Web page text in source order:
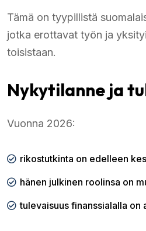
Tämä on tyypillistä
jotka erottavat työn ja
toisistaan.
Nykytilanne ja
Vuonna 2026:
rikostutkinta on edelleen
hänen julkinen roolinsa on
tulevaisuus finanssialalla on